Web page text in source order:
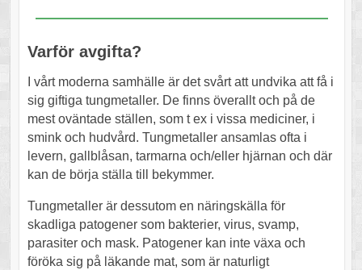
Varför avgifta?
I vårt moderna samhälle är det svårt att undvika att få i
sig giftiga tungmetaller. De finns överallt och på de
mest oväntade ställen, som t ex i vissa mediciner, i
smink och hudvård. Tungmetaller ansamlas ofta i
levern, gallblåsan, tarmarna och/eller hjärnan och där
kan de börja ställa till bekymmer.
Tungmetaller är dessutom en näringskälla för
skadliga patogener som bakterier, virus, svamp,
parasiter och mask. Patogener kan inte växa och
föröka sig på läkande mat, som är naturligt